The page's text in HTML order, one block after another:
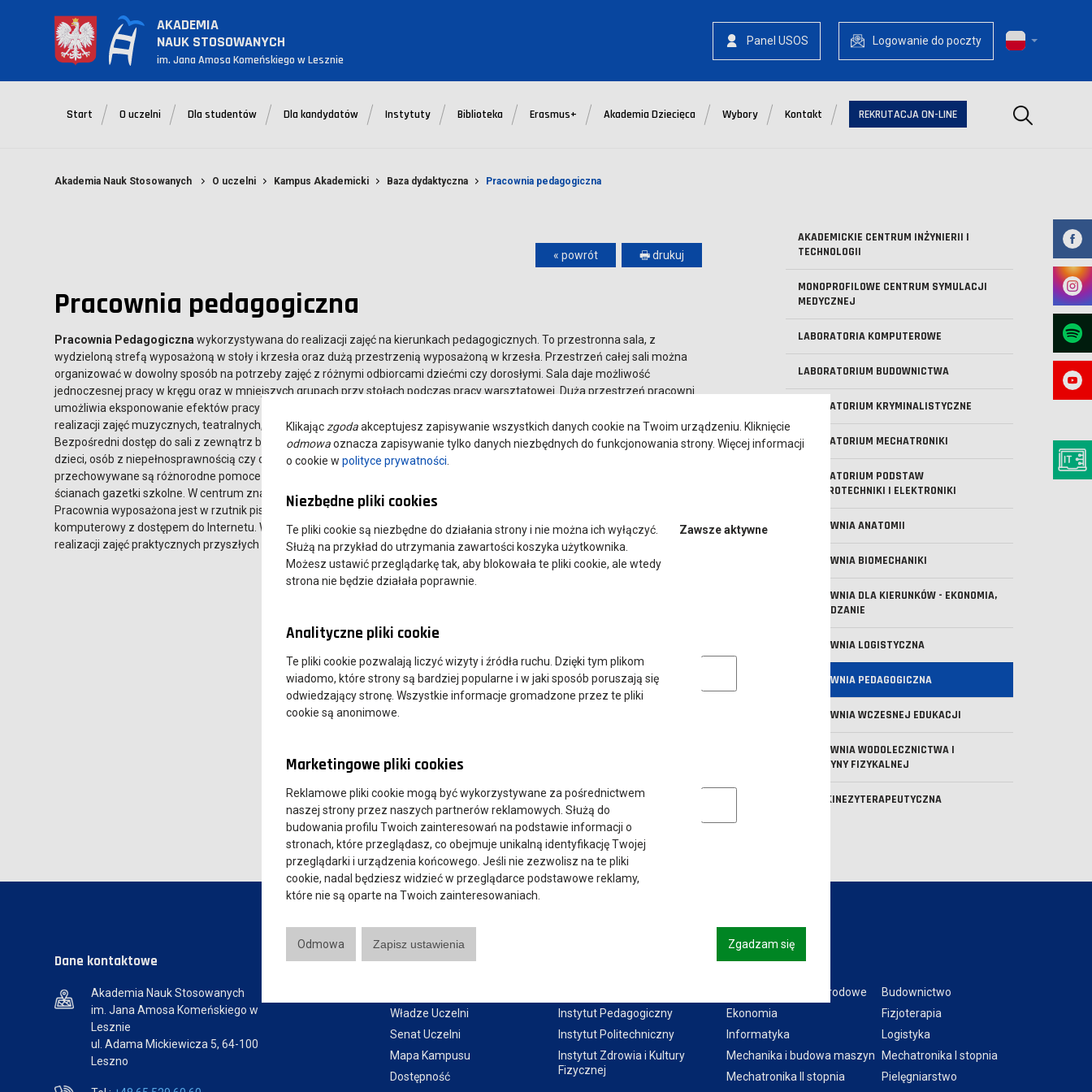
AKADEMIA
NAUK STOSOWANYCH
im. Jana Amosa Komeńskiego w Lesznie
Panel USOS Logowanie do poczty
Start O uczelni Dla studentów Dla kandydatów Instytuty Biblioteka Erasmus+ Akademia Dziecięca Wybory Kontakt REKRUTACJA ON-LINE Szukaj
Akademia Nauk Stosowanych O uczelni Kampus Akademicki Baza dydaktyczna Pracownia pedagogiczna
AKADEMICKIE CENTRUM INŻYNIERII I
TECHNOLOGII
MONOPROFILOWE CENTRUM SYMULACJI
MEDYCZNEJ
LABORATORIA KOMPUTEROWE
LABORATORIUM BUDOWNICTWA
LABORATORIUM KRYMINALISTYCZNE
LABORATORIUM MECHATRONIKI
LABORATORIUM PODSTAW
ELEKTROTECHNIKI I ELEKTRONIKI
PRACOWNIA ANATOMII
PRACOWNIA BIOMECHANIKI
PRACOWNIA DLA KIERUNKÓW - EKONOMIA,
ZARZĄDZANIE
PRACOWNIA LOGISTYCZNA
PRACOWNIA PEDAGOGICZNA
PRACOWNIA WCZESNEJ EDUKACJI
PRACOWNIA WODOLECZNICTWA I
MEDYCYNY FIZYKALNEJ
SALA KINEZYTERAPEUTYCZNA
« powrót 🖶 drukuj
Pracownia pedagogiczna
Pracownia Pedagogiczna wykorzystywana do realizacji zajęć na kierunkach pedagogicznych. To przestronna sala, z
wydzieloną strefą wyposażoną w stoły i krzesła oraz dużą przestrzenią wyposażoną w krzesła. Przestrzeń całej sali można
organizować w dowolny sposób na potrzeby zajęć z różnymi odbiorcami dziećmi czy dorosłymi. Sala daje możliwość
jednoczesnej pracy w kręgu oraz w mniejszych grupach przy stołach podczas pracy warsztatowej. Duża przestrzeń pracowni
umożliwia eksponowanie efektów pracy na zajęciach, takich jak np. makiety, dzieła manualne czy techniczne oraz sprzyja
realizacji zajęć muzycznych, teatralnych, ruchowych lub innych zajęć praktycznych, które przewidziane są w planie studiów.
Bezpośredni dostęp do sali z zewnątrz budynku sprawia, że jest ona wykorzystywana również do organizacji zajęć z udziałem
dzieci, osób z niepełnosprawnością czy osób starszych. Pracownia jest wyposażona w pojemne szafy, w których
przechowywane są różnorodne pomoce dydaktyczne do realizacji zajęć. Ponadto, w sali znajduje się mównica, pianino a na
ścianach gazetki szkolne. W centrum znajduje się typowa tablica typu zielony tryptyk oraz nakładka na tablicę w pięciolinię.
Pracownia wyposażona jest w rzutnik pisma, ekran projekcyjny, projektor multimedialny, zestaw nagłośnieniowy, zestaw
komputerowy z dostępem do Internetu. Wszystkie elementy wyposażenia sprawiają, że pracownia jest miejscem idealnym do
realizacji zajęć praktycznych przyszłych nauczycieli oraz nauczycielek.
Dane kontaktowe
Akademia Nauk Stosowanych
im. Jana Amosa Komeńskiego w
Lesznie
ul. Adama Mickiewicza 5, 64-100
Leszno
Przydatne linki:
Władze Uczelni
Senat Uczelni
Mapa Kampusu
Dostępność
Instytut Pedagogiczny
Instytut Politechniczny
Instytut Zdrowia i Kultury
Fizycznej
Kierunki:
Bezpieczeństwo narodowe
Budownictwo
Ekonomia
Fizjoterapia
Informatyka
Logistyka
Mechanika i budowa maszyn
Mechatronika I stopnia
Mechatronika II stopnia
Pielęgniarstwo
Klikając zgodaakceptujesz zapisywanie wszystkich danych cookie na Twoim urządzeniu. Kliknięcie
odmowaoznacza zapisywanie tylko danych niezbędnych do funkcjonowania strony. Więcej informacji
o cookie w polityce prywatności
Niezbędne pliki cookies
Te pliki cookie są niezbędne do działania strony i nie można ich wyłączyć.
Służą na przykład do utrzymania zawartości koszyka użytkownika.
Możesz ustawić przeglądarkę tak, aby blokowała te pliki cookie, ale wtedy
strona nie będzie działała poprawnie.
Zawsze aktywne
Analityczne pliki cookie
Te pliki cookie pozwalają liczyć wizyty i źródła ruchu. Dzięki tym plikom
wiadomo, które strony są bardziej popularne i w jaki sposób poruszają się
odwiedzający stronę. Wszystkie informacje gromadzone przez te pliki
cookie są anonimowe.
Analityczne pliki cookie
Marketingowe pliki cookies
Reklamowe pliki cookie mogą być wykorzystywane za pośrednictwem
naszej strony przez naszych partnerów reklamowych. Służą do
budowania profilu Twoich zainteresowań na podstawie informacji o
stronach, które przeglądasz, co obejmuje unikalną identyfikację Twojej
przeglądarki i urządzenia końcowego. Jeśli nie zezwolisz na te pliki
cookie, nadal będziesz widzieć w przeglądarce podstawowe reklamy,
które nie są oparte na Twoich zainteresowaniach.
Marketingowe pliki cookies
Odmowa Zapisz ustawienia Zgadzam się